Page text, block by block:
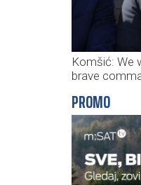
Komšić: We
brave
PROMO